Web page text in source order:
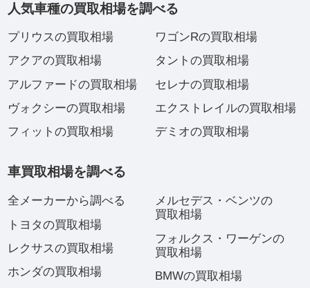
人気車種の買取相場を調べる
プリウスの買取相場
アクアの買取相場
アルファードの買取相場
ヴォクシーの買取相場
フィットの買取相場
ワゴンRの買取相場
タントの買取相場
セレナの買取相場
エクストレイルの買取相場
デミオの買取相場
車買取相場を調べる
全メーカーから調べる
トヨタの買取相場
レクサスの買取相場
ホンダの買取相場
メルセデス・ベンツの
買取相場
フォルクス・ワーゲンの
買取相場
BMWの買取相場